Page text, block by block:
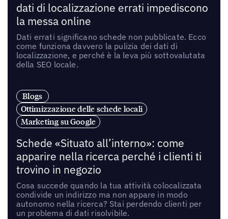
dati di localizzazione errati impediscono
la messa online
Dati errati significano schede non pubblicate. Ecco
come funziona davvero la pulizia dei dati di
localizzazione, e perché è la leva più sottovalutata
della SEO locale.
Blogs
Ottimizzazione delle schede locali
Marketing su Google
Schede «Situato all’interno»: come
apparire nella ricerca perché i clienti ti
trovino in negozio
Cosa succede quando la tua attività colocalizzata
condivide un indirizzo ma non appare in modo
autonomo nella ricerca? Stai perdendo clienti per
un problema di dati risolvibile.